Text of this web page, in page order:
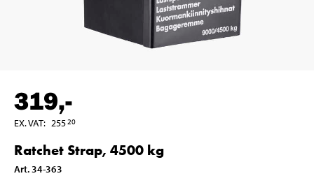
319,-
EX. VAT: 25520
Ratchet Strap, 4500 kg
Art. 34-363